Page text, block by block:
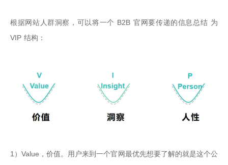
根据网站人群洞察，可以将一个 B2B 官网要传递的信息总结 为
VIP 结构：
1）Value，价值。用户来到一个官网最优先想要了解的就是这个公